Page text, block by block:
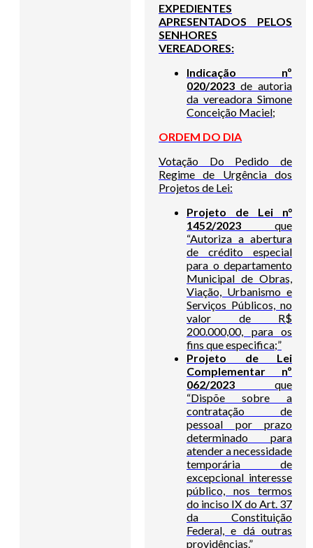
EXPEDIENTES
APRESENTADOS PELOS
SENHORES
VEREADORES:
Indicação nº
020/2023 de autoria
da vereadora Simone
Conceição Maciel;
ORDEM DO DIA
Votação Do Pedido de
Regime de Urgência dos
Projetos de Lei:
Projeto de Lei n°
1452/2023 que
“Autoriza a abertura
de crédito especial
para o departamento
Municipal de Obras,
Viação, Urbanismo e
Serviços Públicos, no
valor de R$
200.000,00, para os
fins que especifica;”
Projeto de Lei
Complementar nº
062/2023 que
“Dispõe sobre a
contratação de
pessoal por prazo
determinado para
atender a necessidade
temporária de
excepcional interesse
público, nos termos
do inciso IX do Art. 37
da Constituição
Federal, e dá outras
providências.”